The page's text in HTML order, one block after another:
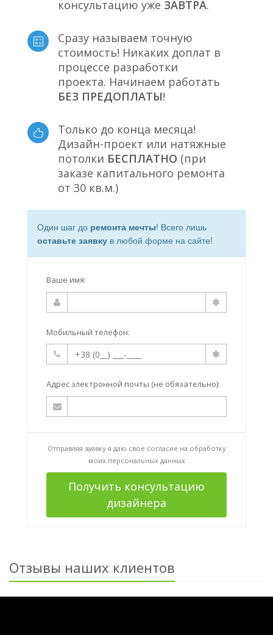
консультацию уже ЗАВТРА.
Сразу называем точную
стоимость! Никаких доплат в
процессе разработки
проекта. Начинаем работать
БЕЗ ПРЕДОПЛАТЫ!
Только до конца месяца!
Дизайн-проект или натяжные
потолки БЕСПЛАТНО (при
заказе капитального ремонта
от 30 кв.м.)
Один шаг до ремонта мечты! Всего лишь
оставьте заявку в любой форме на сайте!
Ваше имя:
Мобильный телефон:
Адрес электронной почты (не обязательно):
Отправляя заявку я даю свое согласие на обработку
моих персональных данных
Получить консультацию
дизайнера
Отзывы наших клиентов